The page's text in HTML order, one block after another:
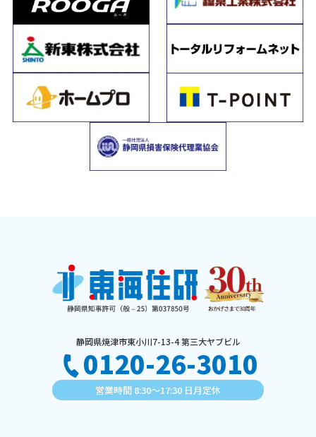
静岡県焼津市東小川7-13-4 第三大ヤブビル
0120-26-3010
営業時間 8:30〜17:30 日月定休